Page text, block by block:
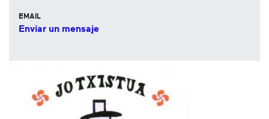
EMAIL
Enviar un mensaje